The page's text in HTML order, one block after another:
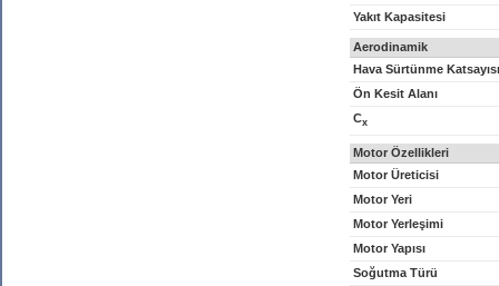
Yakıt Kapasitesi
Aerodinamik
Hava Sürtünme Katsayısı
Ön Kesit Alanı
Cx
Motor Özellikleri
Motor Üreticisi
Motor Yeri
Motor Yerleşimi
Motor Yapısı
Soğutma Türü